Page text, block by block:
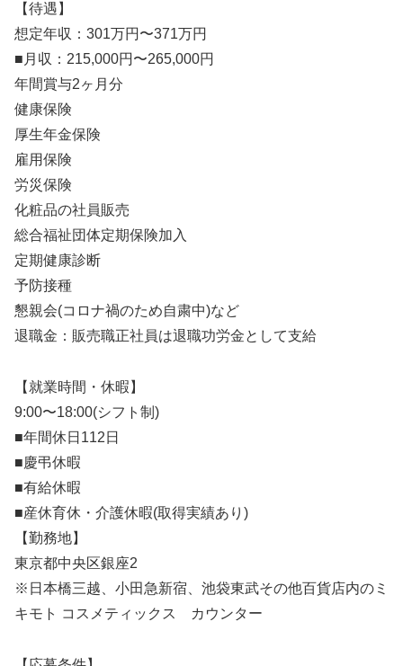
【待遇】
想定年収：301万円〜371万円
■月収：215,000円〜265,000円
年間賞与2ヶ月分
健康保険
厚生年金保険
雇用保険
労災保険
化粧品の社員販売
総合福祉団体定期保険加入
定期健康診断
予防接種
懇親会(コロナ禍のため自粛中)など
退職金：販売職正社員は退職功労金として支給
【就業時間・休暇】
9:00〜18:00(シフト制)
■年間休日112日
■慶弔休暇
■有給休暇
■産休育休・介護休暇(取得実績あり)
【勤務地】
東京都中央区銀座2
※日本橋三越、小田急新宿、池袋東武その他百貨店内のミ
キモト コスメティックス カウンター